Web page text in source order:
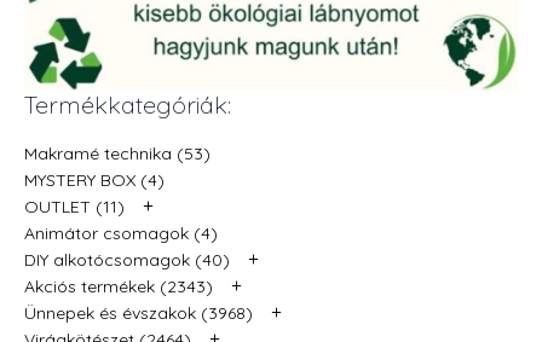
Termékkategóriák:
Makramé technika (53)
MYSTERY BOX (4)
OUTLET (11)
+
Animátor csomagok (4)
DIY alkotócsomagok (40)
+
Akciós termékek (2343) +
Ünnepek és évszakok (3968) +